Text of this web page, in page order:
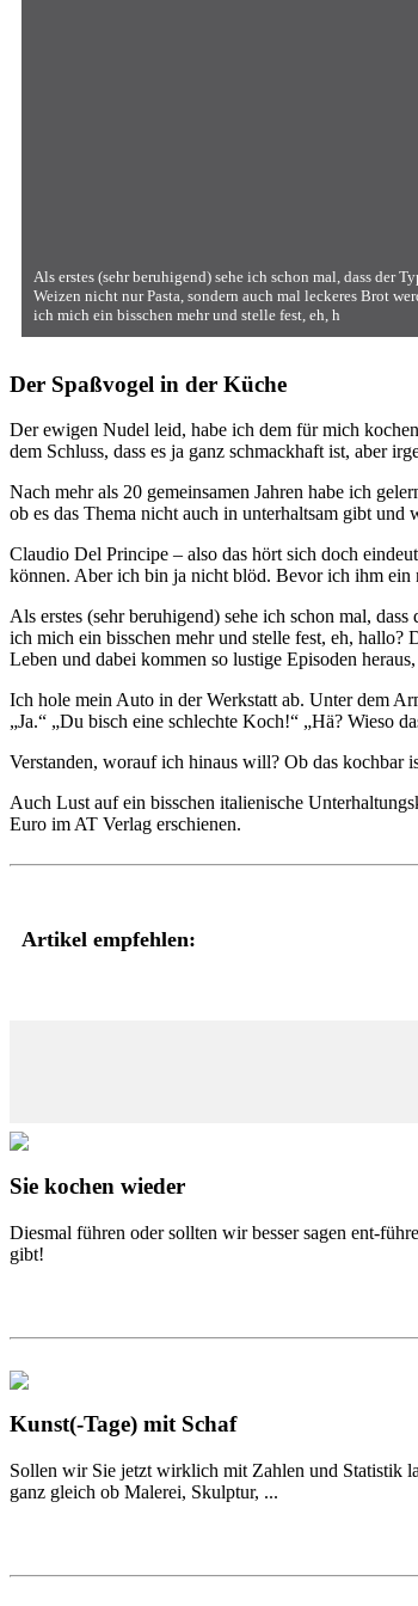
Als erstes (sehr beruhigend) sehe ich schon mal, dass der
Weizen nicht nur Pasta, sondern auch mal leckeres Brot
ich mich ein bisschen mehr und stelle fest, eh, h
Der Spaßvogel in der Küche
Der ewigen Nudel leid, habe ich dem für mich
dem Schluss, dass es ja ganz schmackhaft ist, aber
Nach mehr als 20 gemeinsamen Jahren habe ich
ob es das Thema nicht auch in unterhaltsam gibt und
Claudio Del Principe – also das hört sich doch
können. Aber ich bin ja nicht blöd. Bevor ich ihm ein
Als erstes (sehr beruhigend) sehe ich schon mal,
ich mich ein bisschen mehr und stelle fest, eh,
Leben und dabei kommen so lustige Episoden
Ich hole mein Auto in der Werkstatt ab. Unter dem
„Ja.“ „Du bisch eine schlechte Koch!“ „Hä? Wieso
Verstanden, worauf ich hinaus will? Ob das kochbar
Auch Lust auf ein bisschen italienische
Euro im AT Verlag erschienen.
Artikel empfehlen:
Sie kochen wieder
Diesmal führen oder sollten wir besser sagen ent-
gibt!
Kunst(-Tage) mit Schaf
Sollen wir Sie jetzt wirklich mit Zahlen und Statistik
ganz gleich ob Malerei, Skulptur, ...